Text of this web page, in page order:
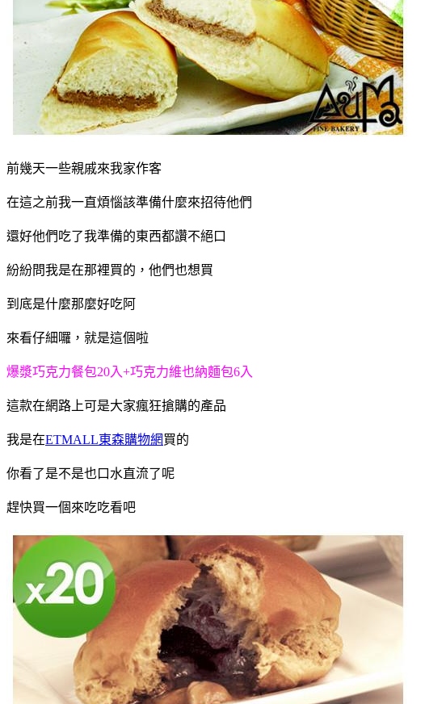
前幾天一些親戚來我家作客
在這之前我一直煩惱該準備什麼來招待他們
還好他們吃了我準備的東西都讚不絕口
紛紛問我是在那裡買的，他們也想買
到底是什麼那麼好吃阿
來看仔細囉，就是這個啦
爆漿巧克力餐包20入+巧克力維也納麵包6入
這款在網路上可是大家瘋狂搶購的產品
我是在ETMALL東森購物網買的
你看了是不是也口水直流了呢
趕快買一個來吃吃看吧